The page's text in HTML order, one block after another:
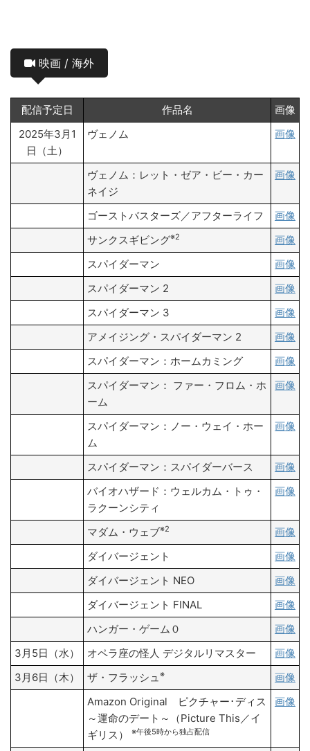
映画 / 海外
配信予定日 作品名
画像
2025年3月1
日（土）
ヴェノム 画像
ヴェノム：レット・ゼア・ビー・カー
ネイジ
画像
ゴーストバスターズ／アフターライフ
画像
サンクスギビング※2
画像
スパイダーマン
画像
スパイダーマン 2
画像
スパイダーマン 3
画像
アメイジング・スパイダーマン 2
画像
スパイダーマン：ホームカミング
画像
スパイダーマン： ファー・フロム・ホ
ーム
画像
スパイダーマン：ノー・ウェイ・ホー
ム
画像
スパイダーマン：スパイダーバース
画像
バイオハザード：ウェルカム・トゥ・
ラクーンシティ
画像
マダム・ウェブ※2
画像
ダイバージェント
画像
ダイバージェント NEO
画像
ダイバージェント FINAL
画像
ハンガー・ゲーム０
画像
3月5日（水）
オペラ座の怪人 デジタルリマスター
画像
3月6日（木）
ザ・フラッシュ ※
画像
Amazon Original ピクチャー･ディス
～運命のデート～（Picture This／イ
ギリス）
※午後5時から独占配信
画像